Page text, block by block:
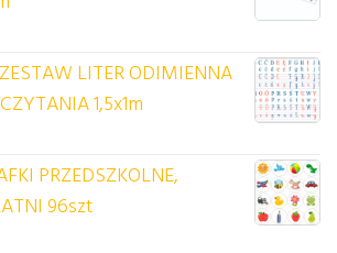
cena wynosiła: 85,00 zł.
cena wynosi: 80,00 zł.
LITER ODIMIENNA
1,5x1m
PRZEDSZKOLNE,
96szt
cena wynosiła: 70,00 zł.
cena wynosi: 60,00 zł.